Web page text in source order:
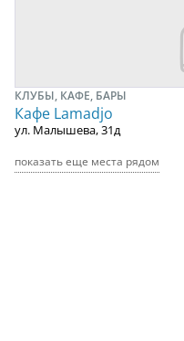
КЛУБЫ, КАФЕ, БАРЫ
Кафе Lamadjo
ул. Малышева, 31д
показать еще места рядом